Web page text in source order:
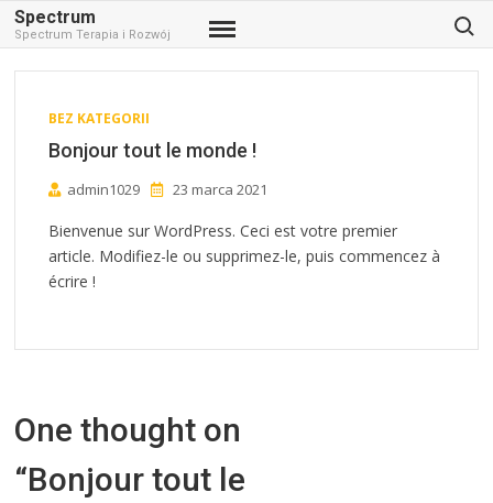
Spectrum
Spectrum Terapia i Rozwój
BEZ KATEGORII
Bonjour tout le monde !
admin1029 23 marca 2021
Bienvenue sur WordPress. Ceci est votre premier
article. Modifiez-le ou supprimez-le, puis commencez à
écrire !
One thought on
“Bonjour tout le